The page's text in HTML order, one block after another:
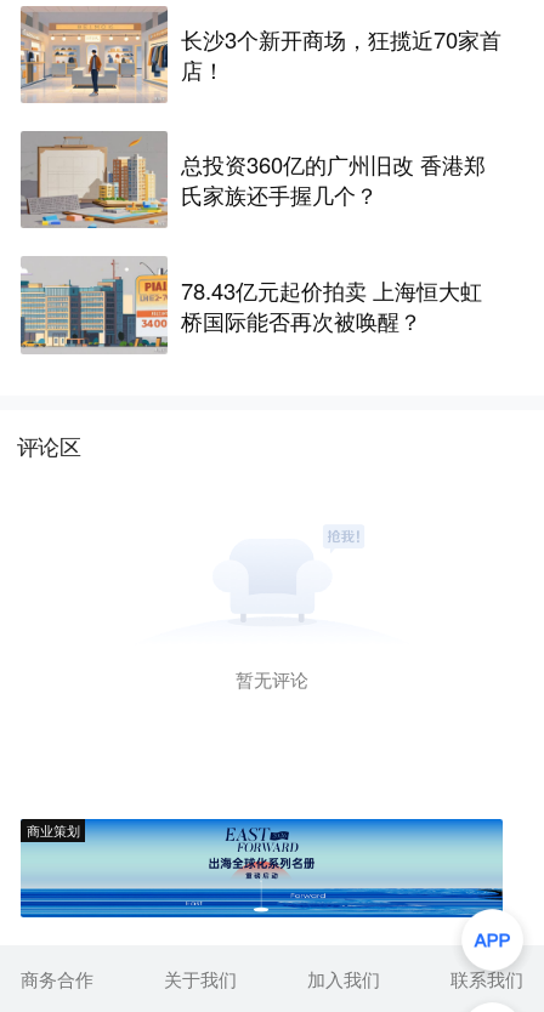
长沙3个新开商场，狂揽近70家首
店！
总投资360亿的广州旧改 香港郑
氏家族还手握几个？
78.43亿元起价拍卖 上海恒大虹
桥国际能否再次被唤醒？
评论区
暂无评论
商业策划
商务合作 关于我们 加入我们 联系我们